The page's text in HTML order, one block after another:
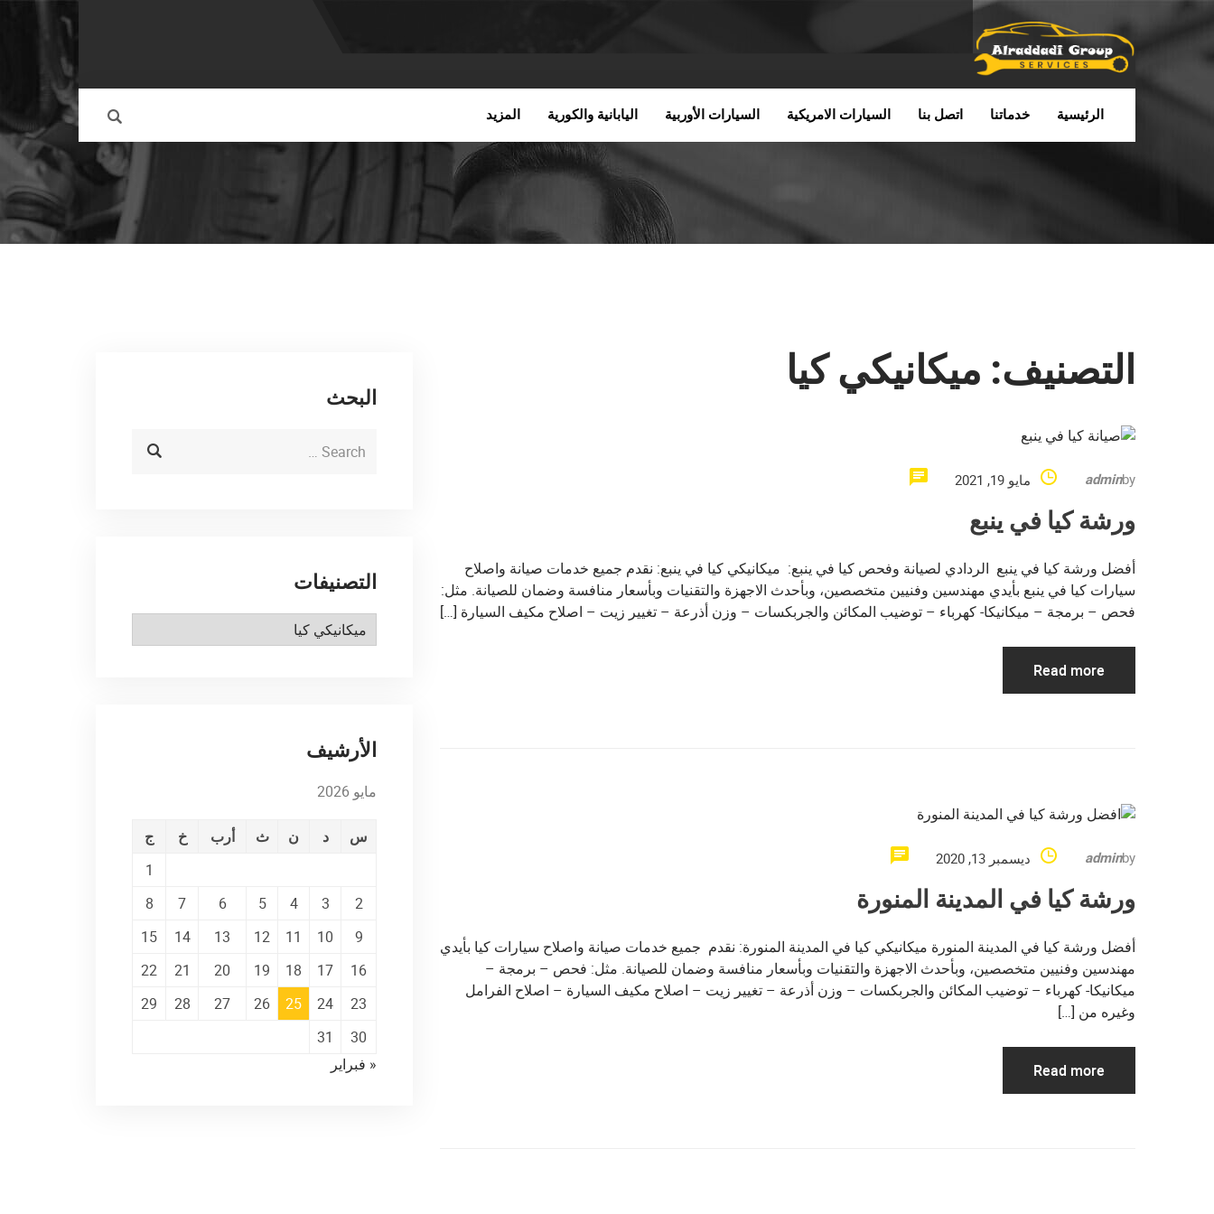
الرئيسية خدماتنا اتصل بنا السيارات الامريكية السيارات الأوربية اليابانية والكورية المزيد
التصنيف: ميكانيكي كيا
by
admin مايو 19, 2021
ورشة كيا في ينبع
أفضل ورشة كيا في ينبع الردادي لصيانة وفحص كيا في ينبع: ميكانيكي كيا في ينبع: نقدم جميع خدمات صيانة واصلاح
سيارات كيا في ينبع بأيدي مهندسين وفنيين متخصصين، وبأحدث الاجهزة والتقنيات وبأسعار منافسة وضمان للصيانة. مثل:
فحص – برمجة – ميكانيكا- كهرباء – توضيب المكائن والجربكسات – وزن أذرعة – تغيير زيت – اصلاح مكيف السيارة […]
Read more
by
admin ديسمبر 13, 2020
ورشة كيا في المدينة المنورة
أفضل ورشة كيا في المدينة المنورة ميكانيكي كيا في المدينة المنورة: نقدم جميع خدمات صيانة واصلاح سيارات كيا بأيدي
مهندسين وفنيين متخصصين، وبأحدث الاجهزة والتقنيات وبأسعار منافسة وضمان للصيانة. مثل: فحص – برمجة –
ميكانيكا- كهرباء – توضيب المكائن والجربكسات – وزن أذرعة – تغيير زيت – اصلاح مكيف السيارة – اصلاح الفرامل
وغيره من […]
Read more
البحث
التصنيفات
التصنيفات
الأرشيف
مايو 2026
س د ن ث أرب خ
ج
1
2
3
4
5
6
7
8
9
10
11
12
13
14
15
16
17
18
19
20
21
22
23
24
25
26
27
28
29
30
31
« فبراير